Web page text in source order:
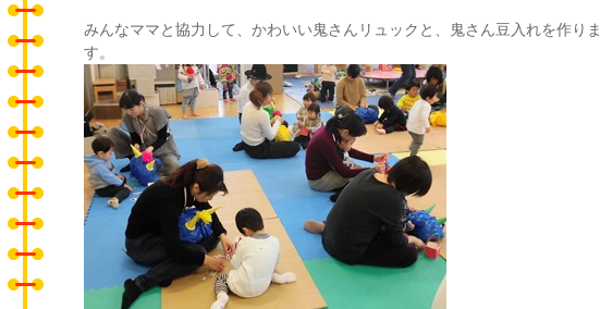
みんなママと協力して、かわいい鬼さんリュックと、鬼さん豆入れを作りま
す。